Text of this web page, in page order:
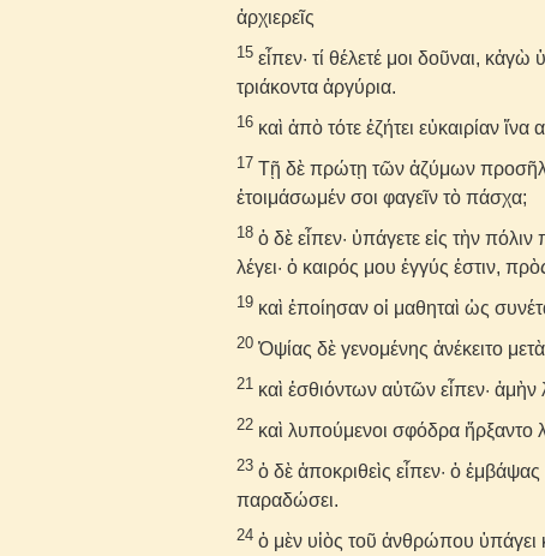
ἀρχιερεῖς
15 εἶπεν· τί θέλετέ μοι δοῦναι,
τριάκοντα ἀργύρια.
16 καὶ ἀπὸ τότε ἐζήτει εὐκαιρίαν
17 Τῇ δὲ πρώτῃ τῶν ἀζύμων
ἑτοιμάσωμέν σοι φαγεῖν τὸ πάσχα;
18 ὁ δὲ εἶπεν· ὑπάγετε εἰς τὴν
λέγει· ὁ καιρός μου ἐγγύς ἐστιν,
19 καὶ ἐποίησαν οἱ μαθηταὶ ὡς
20 Ὀψίας δὲ γενομένης ἀνέκειτο
21 καὶ ἐσθιόντων αὐτῶν εἶπεν·
22 καὶ λυπούμενοι σφόδρα ἤρξαντο
23 ὁ δὲ ἀποκριθεὶς εἶπεν· ὁ
παραδώσει.
24 ὁ μὲν υἱὸς τοῦ ἀνθρώπου ὑπάγει